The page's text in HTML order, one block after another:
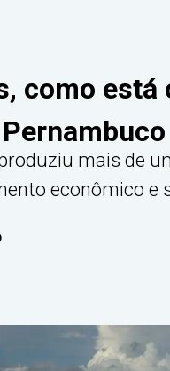
como
mais de
econômico e